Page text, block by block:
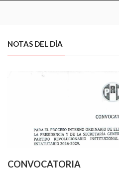
NOTAS DEL DÍA
CONVOCATORIA